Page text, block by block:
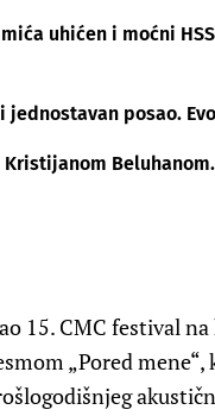
uhićen i moćni
jednostavan posao.
15. CMC festival
„Pored